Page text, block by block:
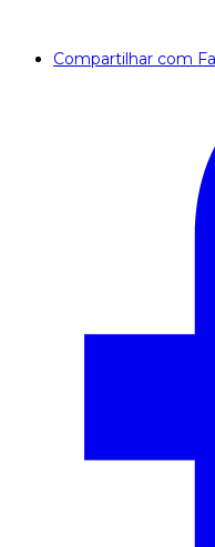
Compartilhar com